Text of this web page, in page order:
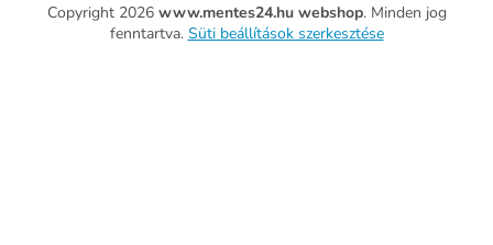
Copyright 2026 www.mentes24.hu webshop. Minden jog
fenntartva. Süti beállítások szerkesztése